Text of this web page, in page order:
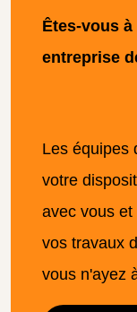
Êtes-vous
entreprise
Les équipes
votre
avec vous
vos travaux
vous n'ayez